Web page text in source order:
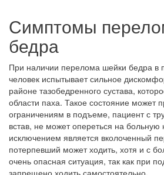
Симптомы
бедра
При наличии перелома шейки бедра в
человек испытывает сильное
районе тазобедренного сустава,
области паха. Такое состояние может
ограничениям в подъеме, пациент с
встав, не может опереться на больную
исключением является вколоченный
потерпевший может ходить, хотя и с
очень опасная ситуация, так как при